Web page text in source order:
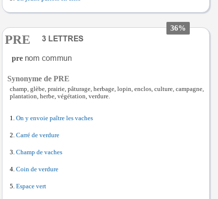
36%
PRE
pre
Synonyme de PRE
champ, glèbe, prairie, pâturage, herbage, lopin, enclos, culture, campagne,
plantation, herbe, végétation, verdure.
On y envoie paître les vaches
Carré de verdure
Champ de vaches
Coin de verdure
Espace vert